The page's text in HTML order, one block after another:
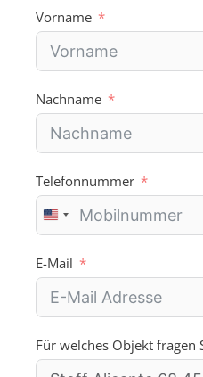
i
v
Vorname
Nachname
Telefonnummer
U
n
i
t
e
d
t
a
E-Mail
Für welches Objekt fragen